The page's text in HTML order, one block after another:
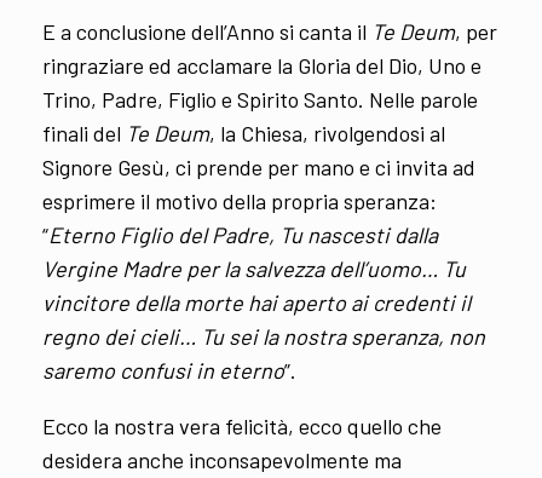
E a conclusione dell’Anno si canta il Te Deum, per
ringraziare ed acclamare la Gloria del Dio, Uno e
Trino, Padre, Figlio e Spirito Santo. Nelle parole
finali del Te Deum, la Chiesa, rivolgendosi al
Signore Gesù, ci prende per mano e ci invita ad
esprimere il motivo della propria speranza:
“Eterno Figlio del Padre, Tu nascesti dalla
Vergine Madre per la salvezza dell’uomo… Tu
vincitore della morte hai aperto ai credenti il
regno dei cieli… Tu sei la nostra speranza, non
saremo confusi in eterno”.
Ecco la nostra vera felicità, ecco quello che
desidera anche inconsapevolmente ma